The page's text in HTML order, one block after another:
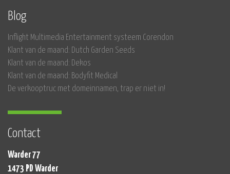
Blog
Inflight Multimedia Entertainment systeem Corendon
Klant van de maand: Dutch Garden Seeds
Klant van de maand: Dekos
Klant van de maand: Bodyfit Medical
De verkooptruc met domeinnamen, trap er niet in!
Contact
Warder 77
1473 PD Warder